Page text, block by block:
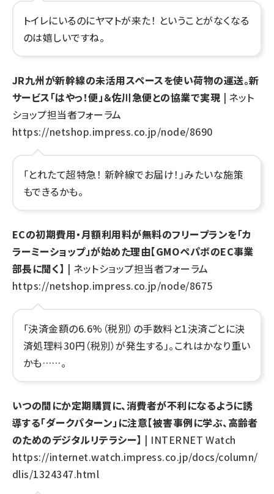
トイレにいるのにヤマトが来た！ ということがなくなる
のは嬉しいですね。
JR九州が新幹線の未活用スペースを使い荷物の運送。新
サービス「はやっ！便」＆佐川急便との協業で実現 | ネット
ショップ担当者フォーラム
https://netshop.impress.co.jp/node/8690
「とれたて超特急！ 新幹線でお届け！」みたいな施策
もできるかも。
ECの初期費用・月額利用料が無料のフリープランを「カ
ラーミーショップ」が始めた理由【GMOペパボのEC事業
部長に聞く】 | ネットショップ担当者フォーラム
https://netshop.impress.co.jp/node/8675
「決済金額の6.6%（税別）の手数料と1決済ごとに決
済処理料30円（税別）が発生する」。これはかなり重い
かも……。
いつの間にか定期購買に、消費者が不利になるように誘
導する「ダークパターン」に注意【被害事例に学ぶ、高齢者
のためのデジタルリテラシー】 | INTERNET Watch
https://internet.watch.impress.co.jp/docs/column/
dlis/1324347.html